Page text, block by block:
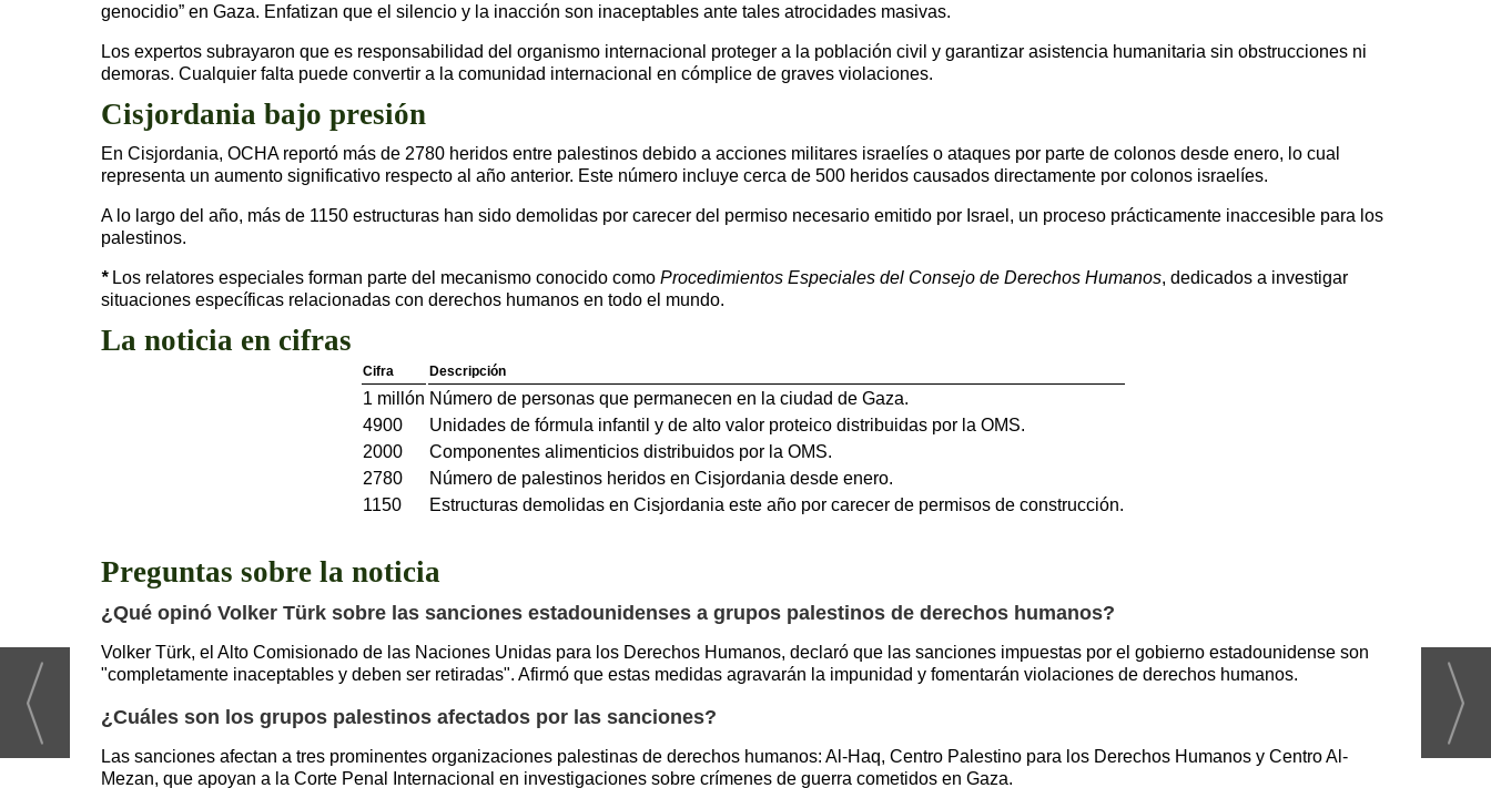
genocidio” en Gaza. Enfatizan que el silencio y la inacción son inaceptables ante tales atrocidades masivas.
Los expertos subrayaron que es responsabilidad del organismo internacional proteger a la población civil y garantizar asistencia humanitaria sin obstrucciones ni
demoras. Cualquier falta puede convertir a la comunidad internacional en cómplice de graves violaciones.
Cisjordania bajo presión
En Cisjordania, OCHA reportó más de 2780 heridos entre palestinos debido a acciones militares israelíes o ataques por parte de colonos desde enero, lo cual
representa un aumento significativo respecto al año anterior. Este número incluye cerca de 500 heridos causados directamente por colonos israelíes.
A lo largo del año, más de 1150 estructuras han sido demolidas por carecer del permiso necesario emitido por Israel, un proceso prácticamente inaccesible para los
palestinos.
*Los relatores especiales forman parte del mecanismo conocido como Procedimientos Especiales del Consejo de Derechos Humanos, dedicados a investigar
situaciones específicas relacionadas con derechos humanos en todo el mundo.
La noticia en cifras
Cifra Descripción
1 millón Número de personas que permanecen en la ciudad de Gaza.
4900
Unidades de fórmula infantil y de alto valor proteico distribuidas por la OMS.
2000
Componentes alimenticios distribuidos por la OMS.
2780
Número de palestinos heridos en Cisjordania desde enero.
1150
Estructuras demolidas en Cisjordania este año por carecer de permisos de construcción.
Preguntas sobre la noticia
¿Qué opinó Volker Türk sobre las sanciones estadounidenses a grupos palestinos de derechos humanos?
Volker Türk, el Alto Comisionado de las Naciones Unidas para los Derechos Humanos, declaró que las sanciones impuestas por el gobierno estadounidense son
"completamente inaceptables y deben ser retiradas". Afirmó que estas medidas agravarán la impunidad y fomentarán violaciones de derechos humanos.
¿Cuáles son los grupos palestinos afectados por las sanciones?
Las sanciones afectan a tres prominentes organizaciones palestinas de derechos humanos: Al-Haq, Centro Palestino para los Derechos Humanos y Centro Al-
Mezan, que apoyan a la Corte Penal Internacional en investigaciones sobre crímenes de guerra cometidos en Gaza.